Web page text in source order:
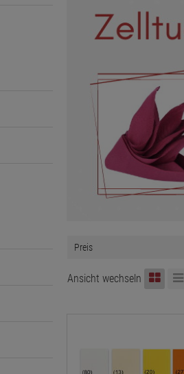
Preis
Ansicht wechseln